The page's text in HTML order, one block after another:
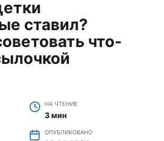
ставил?
что-
НА ЧТЕНИЕ
3 мин
ОПУБЛИКОВАНО